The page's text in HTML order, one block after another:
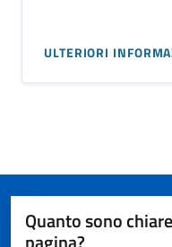
ULTERIORI
Quanto sono